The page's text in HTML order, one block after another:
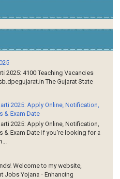
2025: 4100 Teaching Vacancies
The Gujarat State
2025: Apply Online, Notification,
& Exam Date
2025: Apply Online, Notification,
& Exam Date If you're looking for a
Welcome to my website,
Jobs Yojana - Enhancing